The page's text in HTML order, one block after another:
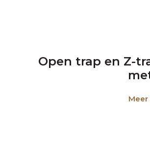
Open trap en Z-